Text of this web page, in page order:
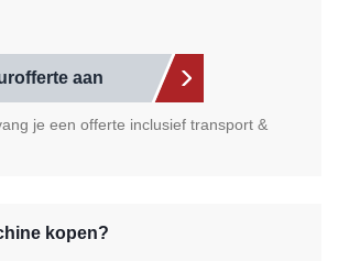
aan
je een offerte inclusief transport &
kopen?